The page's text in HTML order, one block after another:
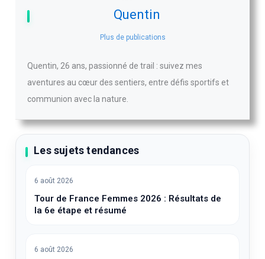
Quentin
Plus de publications
Quentin, 26 ans, passionné de trail : suivez mes
aventures au cœur des sentiers, entre défis sportifs et
communion avec la nature.
Les sujets tendances
6 août 2026
Tour de France Femmes 2026 : Résultats de
la 6e étape et résumé
6 août 2026